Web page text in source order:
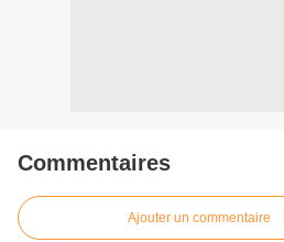
Commentaires
Ajouter un commentaire